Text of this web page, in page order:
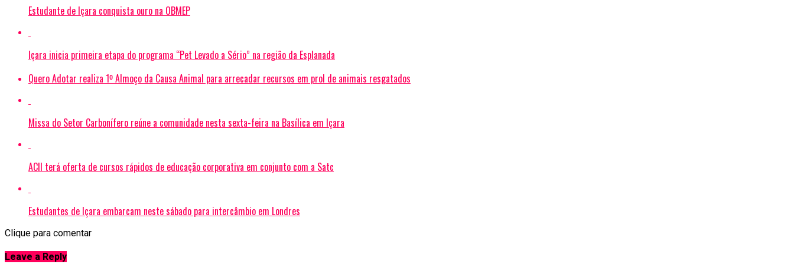
Estudante de Içara conquista ouro na OBMEP
Içara inicia primeira etapa do programa “Pet Levado a Sério” na região da Esplanada
Quero Adotar realiza 1º Almoço da Causa Animal para arrecadar recursos em prol de animais resgatados
Missa do Setor Carbonífero reúne a comunidade nesta sexta-feira na Basílica em Içara
ACII terá oferta de cursos rápidos de educação corporativa em conjunto com a Satc
Estudantes de Içara embarcam neste sábado para intercâmbio em Londres
Clique para comentar
Leave a Reply